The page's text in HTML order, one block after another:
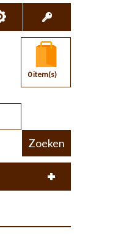
0 item(s)
Zoeken